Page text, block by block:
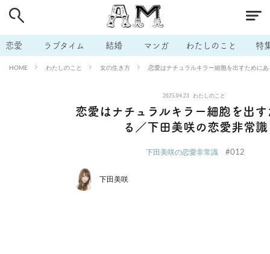
恋愛 ラブタイム 結婚 マンガ わたしのこと 特
HOME わたしのこと 女の生き方 恋愛はナチュラルキラー細胞を出すために
2025.04.23 わたしのこと
恋愛はナチュラルキラー細胞を出
る／下田美咲の恋愛非常識
下田美咲の恋愛非常識 #012
下田美咲
# 男の本音 # セフレ # 不倫
# 出会う方法 # マッチングアプリ # ラブグッズ # 体の相